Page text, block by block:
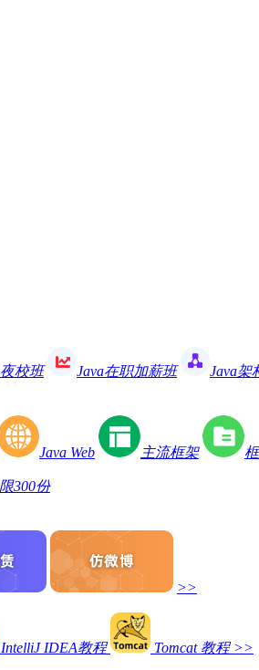
校班 Java在职加薪班 Java架
Java Web 主流框架
300份
>>
IntelliJ IDEA教程 Tomcat 教程 >>